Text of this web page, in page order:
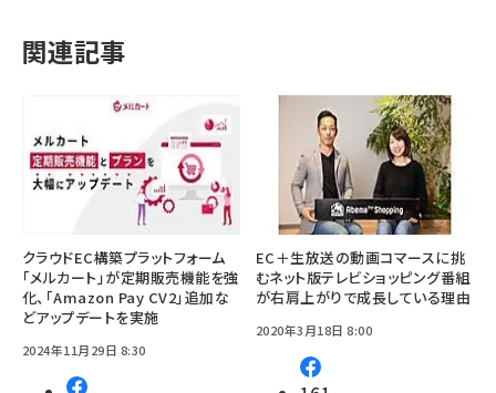
関連記事
クラウドEC構築プラットフォーム
「メルカート」が定期販売機能を強
化、「Amazon Pay CV2」追加な
どアップデートを実施
2024年11月29日 8:30
EC＋生放送の動画コマースに挑
むネット版テレビショッピング番組
が右肩上がりで成長している理由
2020年3月18日 8:00